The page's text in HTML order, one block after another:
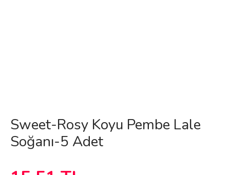
Sweet-Rosy Koyu Pembe Lale
Soğanı-5 Adet